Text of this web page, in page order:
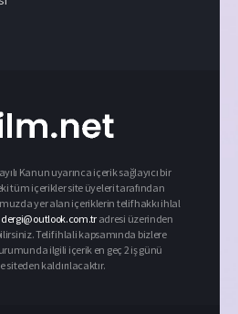
Kanun uyarınca içerik sağlayıcı bir
tüm içerikler site üyeleri tarafından
yer alan içeriklerin telif hakkı ihlal
dergi@outlook.com.tr adresi üzerinden
Telif ihlali kapsamında bizlere
ilgili içerik en geç 2 iş günü
siteden kaldırılacaktır.